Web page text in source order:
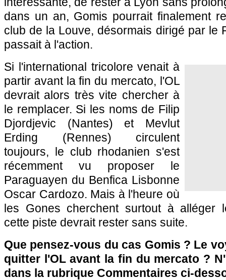
dans un an, Gomis pourrait finalement
club de la Louve, désormais dirigé par le
passait à l'action.
Si l'international tricolore venait à
partir avant la fin du mercato, l'OL
devrait alors très vite chercher à
le remplacer. Si les noms de Filip
Djordjevic (Nantes) et Mevlut
Erding (Rennes) circulent
toujours, le club rhodanien s'est
récemment vu proposer le
Paraguayen du Benfica Lisbonne
Oscar Cardozo. Mais à l'heure où
les Gones cherchent surtout à alléger
cette piste devrait rester sans suite.
Que pensez-vous du cas Gomis ? Le
quitter l'OLavant la fin du mercato ?
dans la rubrique Commentaires ci-